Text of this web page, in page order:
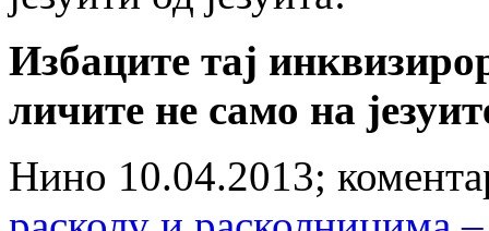
Избаците тај
личите не само на
Нино 10.04.2013;